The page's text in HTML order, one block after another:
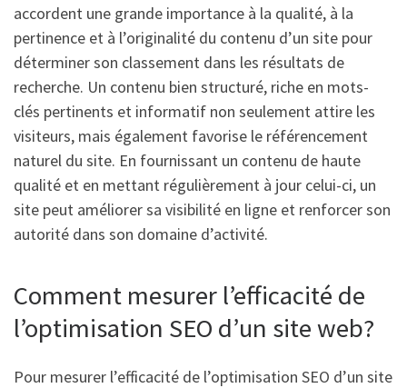
accordent une grande importance à la qualité, à la
pertinence et à l’originalité du contenu d’un site pour
déterminer son classement dans les résultats de
recherche. Un contenu bien structuré, riche en mots-
clés pertinents et informatif non seulement attire les
visiteurs, mais également favorise le référencement
naturel du site. En fournissant un contenu de haute
qualité et en mettant régulièrement à jour celui-ci, un
site peut améliorer sa visibilité en ligne et renforcer son
autorité dans son domaine d’activité.
Comment mesurer l’efficacité de
l’optimisation SEO d’un site web?
Pour mesurer l’efficacité de l’optimisation SEO d’un site